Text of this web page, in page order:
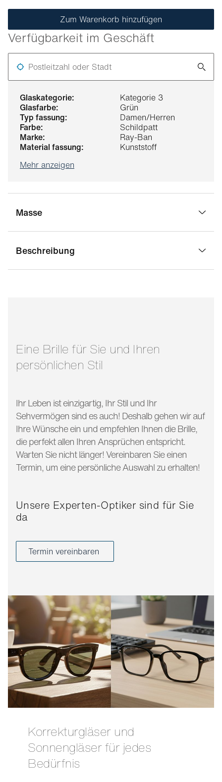
glaskategorie:
Kategorie 3
glasfarbe:
Grün
typ fassung:
Damen/Herren
farbe:
Schildpatt
marke:
Ray-Ban
material fassung:
Kunststoff
Mehr anzeigen
Masse
stegbreite:
Beschreibung
Zum Warenkorb hinzufügen
Verfügbarkeit im Geschäft
Postleitzahl oder Stadt
Eine Brille für Sie und Ihren
persönlichen Stil
Ihr Leben ist einzigartig, Ihr Stil und Ihr
Sehvermögen sind es auch! Deshalb gehen wir auf
Ihre Wünsche ein und empfehlen Ihnen die Brille,
die perfekt allen Ihren Ansprüchen entspricht.
Warten Sie nicht länger! Vereinbaren Sie einen
Termin, um eine persönliche Auswahl zu erhalten!
Unsere Experten-Optiker sind für Sie
da
Termin vereinbaren
Korrekturgläser und
Sonnengläser für jedes
Bedürfnis